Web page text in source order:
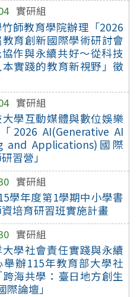
實研組
師教育學院辦理「2026
育創新國際學術研討會
作與永續共好～從科技
實踐的教育新視野」徵
實研組
大學互動媒體與數位娛樂
2026 AI(Generative AI
and Applications)國際
習營」
實研組
學年度第1學期中小學書
培育研習班實施計畫
實研組
學社會責任實踐與永續
舉辦115年教育部大學社
海共學：臺日地方創生
際論壇」